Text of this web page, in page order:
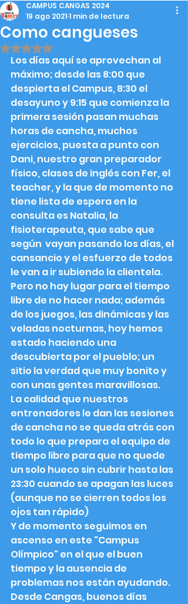
Como cangueses
CAMPUS CANGAS 2024
19 ago 20211 min de lectura
Obtuvo NaN de 5 estrellas.
Los días aquí se aprovechan al
máximo; desde las 8:00 que
despierta el Campus, 8:30 el
desayuno y 9:15 que comienza la
primera sesión pasan muchas
horas de cancha, muchos
ejercicios, puesta a punto con
Dani, nuestro gran preparador
físico, clases de inglés con Fer, el
teacher, y la que de momento no
tiene lista de espera en la
consulta es Natalia, la
fisioterapeuta, que sabe que
según  vayan pasando los días, el
cansancio y el esfuerzo de todos
le van a ir subiendo la clientela.
Pero no hay lugar para el tiempo
libre de no hacer nada; además
de los juegos, las dinámicas y las
veladas nocturnas, hoy hemos
estado haciendo una
descubierta por el pueblo; un
sitio la verdad que muy bonito y
con unas gentes maravillosas.
La calidad que nuestros
entrenadores le dan las sesiones
de cancha no se queda atrás con
todo lo que prepara el equipo de
tiempo libre para que no quede
un solo hueco sin cubrir hasta las
23:30 cuando se apagan las luces
(aunque no se cierren todos los
ojos tan rápido)
Y de momento seguimos en
ascenso en este "Campus
Olímpico" en el que el buen
tiempo y la ausencia de
problemas nos están ayudando.
Desde Cangas, buenos días